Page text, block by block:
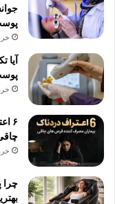
خرداد
آیا
خرداد
۶
خرداد
چرا